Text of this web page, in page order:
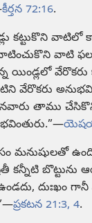
కీర్తన 72:16.
కట్టుకొని వాటిలో
వాటి
యిండ్లలో
వేరొకరు
తాము
యెషయా
మనుషులతో
కన్నీటి బొట్టును
దుఃఖం
ప్రకటన 21:3, 4.